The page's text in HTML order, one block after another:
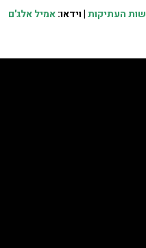
העתיקות| וידאו:אמיל אלג'ם